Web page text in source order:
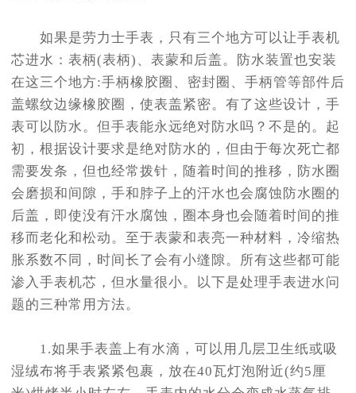
如果是劳力士手表，只有三个地方可以让手表机
芯进水：表柄(表柄)、表蒙和后盖。防水装置也安装
在这三个地方:手柄橡胶圈、密封圈、手柄管等部件后
盖螺纹边缘橡胶圈，使表盖紧密。有了这些设计，手
表可以防水。但手表能永远绝对防水吗？不是的。起
初，根据设计要求是绝对防水的，但由于每次死亡都
需要发条，但也经常拨针，随着时间的推移，防水圈
会磨损和间隙，手和脖子上的汗水也会腐蚀防水圈的
后盖，即使没有汗水腐蚀，圈本身也会随着时间的推
移而老化和松动。至于表蒙和表亮一种材料，冷缩热
胀系数不同，时间长了会有小缝隙。所有这些都可能
渗入手表机芯，但水量很小。以下是处理手表进水问
题的三种常用方法。
1.如果手表盖上有水滴，可以用几层卫生纸或吸
湿绒布将手表紧紧包裹，放在40瓦灯泡附近(约5厘